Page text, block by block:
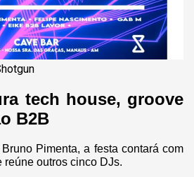
tech house, groove
B2B
Pimenta, a festa contará com
reúne outros cinco DJs.